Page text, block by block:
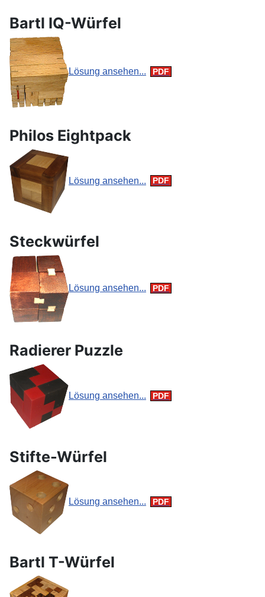
Bartl IQ-Würfel
Lösung ansehen...
Philos Eightpack
Lösung ansehen...
Steckwürfel
Lösung ansehen...
Radierer Puzzle
Lösung ansehen...
Stifte-Würfel
Lösung ansehen...
Bartl T-Würfel